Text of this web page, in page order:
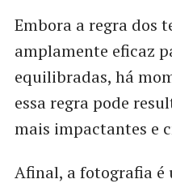
Embora a regra dos
amplamente eficaz
equilibradas, há
essa regra pode
mais impactantes e
Afinal, a fotografia é